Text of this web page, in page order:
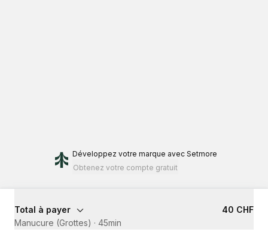
Développez votre marque avec Setmore
Obtenez votre compte gratuit
Total à payer
40 CHF
Manucure (Grottes) · 45min